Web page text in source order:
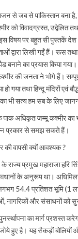
से जब से पाकिस्तान बना
को विवादग्रस्त, उद्वेलित
पर बहुत सी पुस्तकें देश
द्वारा लिखी गईं हैं।
बनाने का प्रयास किया
की जनता ने भोगे हैं।
गया तथा हिन्दू मंदिरों एवं
भी सत्य हम सब के लिए
अधिकृत जम्मू कश्मीर का
प्रकार से समझ सकते हैं।
की वापसी क्यों आवश्यक ?
के राज्य प्रमुख महाराजा
के अनुरूप था।
54.4 प्रतिशत भूमि (1
नागरिकों और संसाधनों को
का मार्ग प्रशस्त
हुए है। यह सैकड़ों बोलियों